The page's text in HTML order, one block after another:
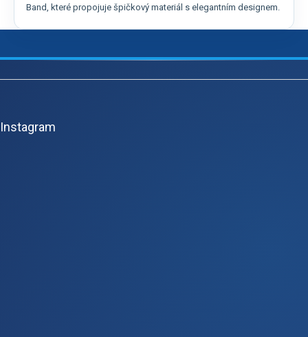
Band, které propojuje špičkový materiál s elegantním designem.
Z
Instagram